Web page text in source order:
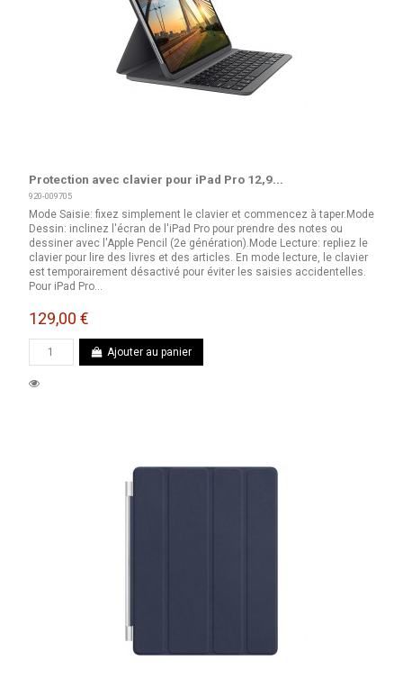
Protection avec clavier pour iPad Pro 12,9...
920-009705
Mode Saisie: fixez simplement le clavier et commencez à taper.Mode
Dessin: inclinez l'écran de l'iPad Pro pour prendre des notes ou
dessiner avec l'Apple Pencil (2e génération).Mode Lecture: repliez le
clavier pour lire des livres et des articles. En mode lecture, le clavier
est temporairement désactivé pour éviter les saisies accidentelles.
Pour iPad Pro...
129,00 €
Ajouter au panier